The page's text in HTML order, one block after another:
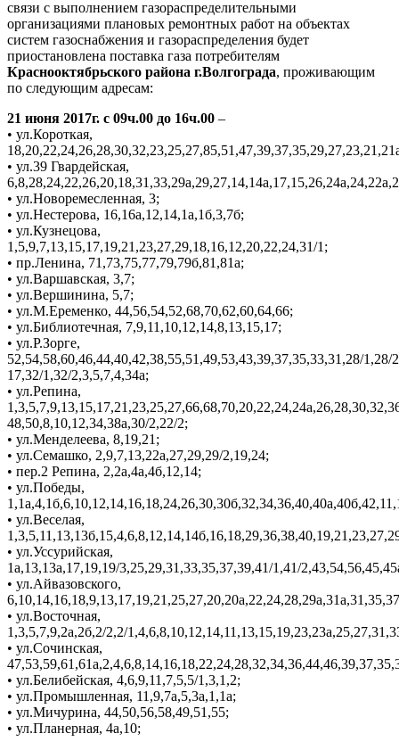
связи с выполнением газораспределительными
организациями плановых ремонтных работ на объектах
систем газоснабжения и газораспределения будет
приостановлена поставка газа потребителям
Краснооктябрьского района г.Волгограда, проживающим
по следующим адресам:
21 июня 2017г. с 09ч.00 до 16ч.00 –
• ул.Короткая,
• ул.39 Гвардейская,
• ул.Новоремесленная, 3;
• ул.Нестерова, 16,16а,12,14,1а,1б,3,7б;
• ул.Кузнецова,
1,5,9,7,13,15,17,19,21,23,27,29,18,16,12,20,22,24,31/1;
• пр.Ленина, 71,73,75,77,79,79б,81,81а;
• ул.Варшавская, 3,7;
• ул.Вершинина, 5,7;
• ул.М.Еременко, 44,56,54,52,68,70,62,60,64,66;
• ул.Библиотечная, 7,9,11,10,12,14,8,13,15,17;
• ул.Р.Зорге,
52,54,58,60,46,44,40,42,38,55,51,49,53,43,39,37,35,33,31,28/1,28/
17,32/1,32/2,3,5,7,4,34а;
• ул.Репина,
48,50,8,10,12,34,38а,30/2,22/2;
• ул.Менделеева, 8,19,21;
• ул.Семашко, 2,9,7,13,22а,27,29,29/2,19,24;
• пер.2 Репина, 2,2а,4а,4б,12,14;
• ул.Победы,
• ул.Веселая,
• ул.Уссурийская,
1а,13,13а,17,19,19/3,25,29,31,33,35,37,39,41/1,41/
• ул.Айвазовского,
• ул.Восточная,
1,3,5,7,9,2а,2б,2/2,2/
• ул.Сочинская,
• ул.Белибейская, 4,6,9,11,7,5,5/1,3,1,2;
• ул.Промышленная, 11,9,7а,5,3а,1,1а;
• ул.Мичурина, 44,50,56,58,49,51,55;
• ул.Планерная, 4а,10;